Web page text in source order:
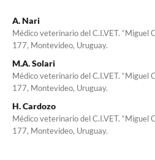
A. Nari
Médico veterinario del C.I.VET. “Miguel
177, Montevideo, Uruguay.
M.A. Solari
Médico veterinario del C.I.VET. “Miguel
177, Montevideo, Uruguay.
H. Cardozo
Médico veterinario del C.I.VET. “Miguel
177, Montevideo, Uruguay.